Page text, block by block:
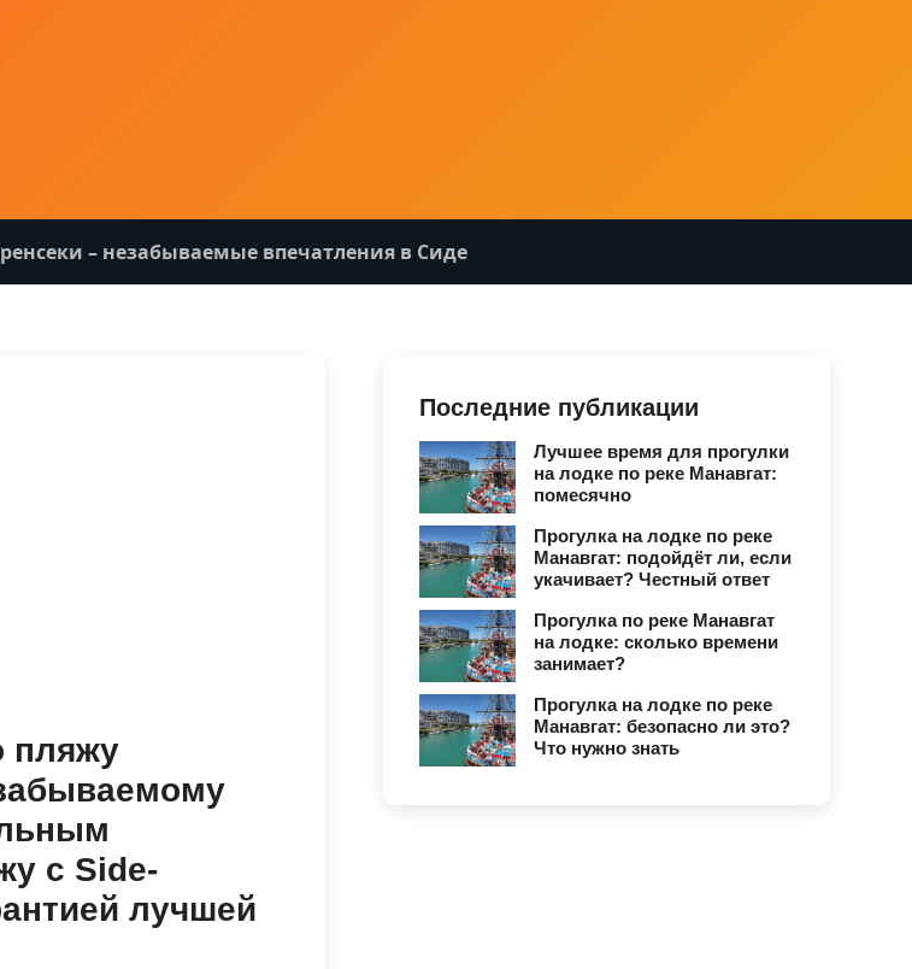
– незабываемые впечатления в Сиде
пляжу
с Side-
лучшей
Последние публикации
Лучшее время для прогулки
на лодке по реке Манавгат:
помесячно
Прогулка на лодке по реке
Манавгат: подойдёт ли, если
укачивает? Честный ответ
Прогулка по реке Манавгат
на лодке: сколько времени
занимает?
Прогулка на лодке по реке
Манавгат: безопасно ли это?
Что нужно знать